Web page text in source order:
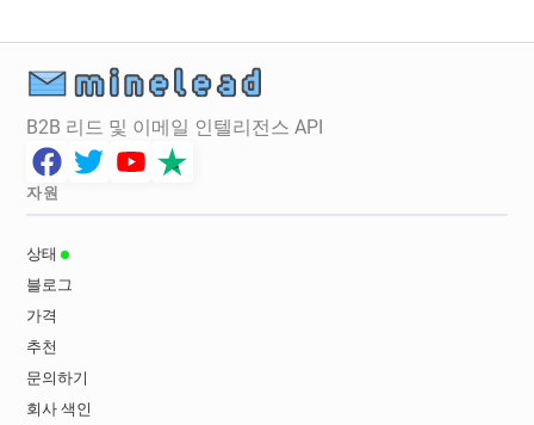
B2B 리드 및 이메일 인텔리전스 API
자원
상태
블로그
가격
추천
문의하기
회사 색인